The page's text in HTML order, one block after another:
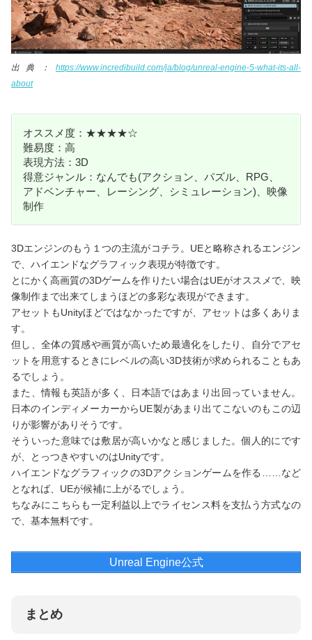
出典： https://www.incredibuild.com/ja/blog/unreal-engine-5-what-its-all-
about
オススメ度：★★★★☆
難易度：高
表現方法：3D
得意ジャンル：なんでも(アクション、パズル、RPG、
アドベンチャー、レーシング、シミュレーション)、映像
制作
3Dエンジンのもう１つの主流がコチラ。UEと略称されるエンジン
で、ハイエンドなグラフィック表現が特徴です。
とにかく高画質の3Dゲームを作りたい場合はUEがオススメで、映
像制作まで出来てしまうほどの多彩な表現ができます。
アセットもUnityほどではなかったですが、アセットは多くありま
す。
但し、全体の質感や画質が高いため最適化をしたり、自分でアセ
ットを用意するときにレベルの高い3D技術が求められることもあ
るでしょう。
また、情報も英語が多く、日本語ではあまり出回っていません。
日本のインディメーカーからUE製があまり出てこないのもこの辺
りが影響がありそうです。
そういった意味では敷居が高いかなと感じました。個人的にです
が、とっつきやすいのはUnityです。
ハイエンドなグラフィックの3Dアクションゲームを作る……など
となれば、UEが候補に上がるでしょう。
ちなみにこちらも一定利益以上でライセンス料を支払う方式なの
で、基本無料です。
Unreal Engine公式
まとめ